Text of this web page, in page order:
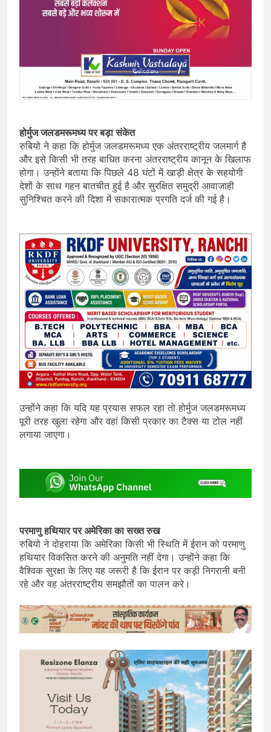
होर्मुज जलडमरूमध्य पर बड़ा संकेत
रुबियो ने कहा कि होर्मुज जलडमरूमध्य एक अंतरराष्ट्रीय जलमार्ग है
और इसे किसी भी तरह बाधित करना अंतरराष्ट्रीय कानून के खिलाफ
होगा। उन्होंने बताया कि पिछले 48 घंटों में खाड़ी क्षेत्र के सहयोगी
देशों के साथ गहन बातचीत हुई है और सुरक्षित समुद्री आवाजाही
सुनिश्चित करने की दिशा में सकारात्मक प्रगति दर्ज की गई है।
उन्होंने कहा कि यदि यह प्रयास सफल रहा तो होर्मुज जलडमरूमध्य
पूरी तरह खुला रहेगा और वहां किसी प्रकार का टैक्स या टोल नहीं
लगाया जाएगा।
परमाणु हथियार पर अमेरिका का सख्त रुख
रुबियो ने दोहराया कि अमेरिका किसी भी स्थिति में ईरान को परमाणु
हथियार विकसित करने की अनुमति नहीं देगा। उन्होंने कहा कि
वैश्विक सुरक्षा के लिए यह जरूरी है कि ईरान पर कड़ी निगरानी बनी
रहे और वह अंतरराष्ट्रीय समझौतों का पालन करे।